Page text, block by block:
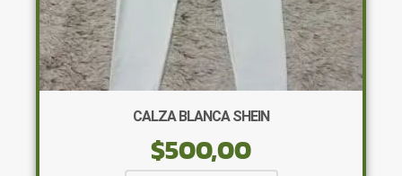
CALZA BLANCA SHEIN
$500,00